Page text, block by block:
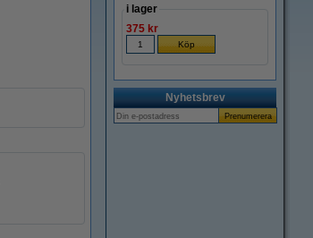
i lager
375 kr
Nyhetsbrev